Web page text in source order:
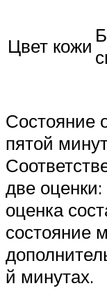
Цвет кожи
Состояние
пятой
две
оценка
состояние
й минутах.